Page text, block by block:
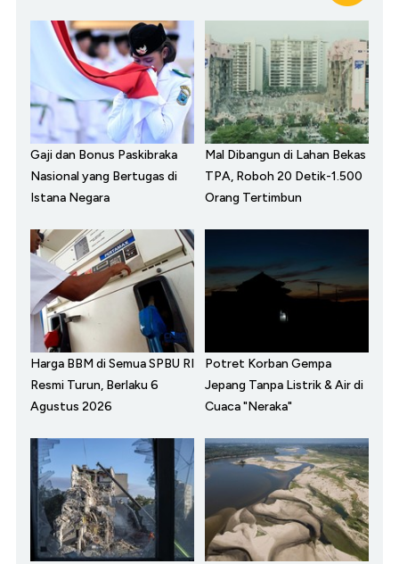
Gaji dan Bonus Paskibraka
Nasional yang Bertugas di
Istana Negara
Mal Dibangun di Lahan Bekas
TPA, Roboh 20 Detik-1.500
Orang Tertimbun
Harga BBM di Semua SPBU RI
Resmi Turun, Berlaku 6
Agustus 2026
Potret Korban Gempa
Jepang Tanpa Listrik & Air di
Cuaca "Neraka"